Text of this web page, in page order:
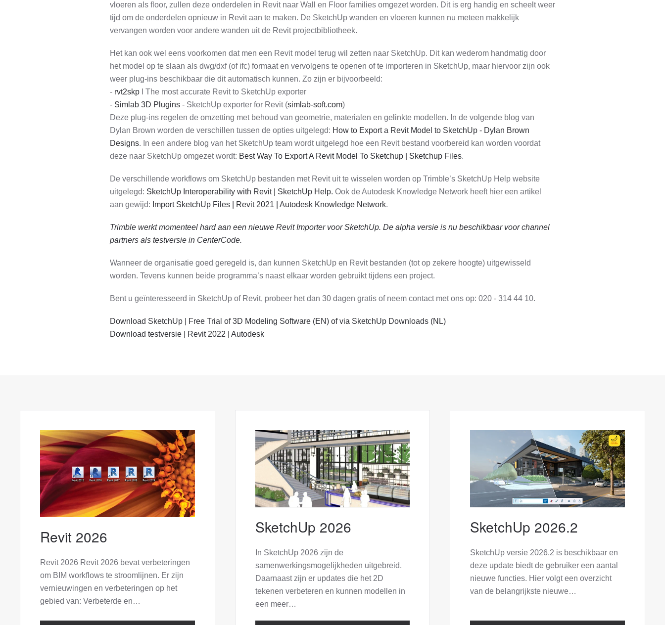
vloeren als floor, zullen deze onderdelen in Revit naar Wall en Floor families omgezet worden. Dit is erg handig en scheelt weer
tijd om de onderdelen opnieuw in Revit aan te maken. De SketchUp wanden en vloeren kunnen nu meteen makkelijk
vervangen worden voor andere wanden uit de Revit projectbibliotheek.
Het kan ook wel eens voorkomen dat men een Revit model terug wil zetten naar SketchUp. Dit kan wederom handmatig door
het model op te slaan als dwg/dxf (of ifc) formaat en vervolgens te openen of te importeren in SketchUp, maar hiervoor zijn ook
weer plug-ins beschikbaar die dit automatisch kunnen. Zo zijn er bijvoorbeeld:
- rvt2skp I The most accurate Revit to SketchUp exporter
- Simlab 3D Plugins - SketchUp exporter for Revit (simlab-soft.com)
Deze plug-ins regelen de omzetting met behoud van geometrie, materialen en gelinkte modellen. In de volgende blog van
Dylan Brown worden de verschillen tussen de opties uitgelegd: How to Export a Revit Model to SketchUp - Dylan Brown
Designs. In een andere blog van het SketchUp team wordt uitgelegd hoe een Revit bestand voorbereid kan worden voordat
deze naar SketchUp omgezet wordt: Best Way To Export A Revit Model To Sketchup | Sketchup Files.
De verschillende workflows om SketchUp bestanden met Revit uit te wisselen worden op Trimble’s SketchUp Help website
uitgelegd: SketchUp Interoperability with Revit | SketchUp Help. Ook de Autodesk Knowledge Network heeft hier een artikel
aan gewijd: Import SketchUp Files | Revit 2021 | Autodesk Knowledge Network.
Trimble werkt momenteel hard aan een nieuwe Revit Importer voor SketchUp. De alpha versie is nu beschikbaar voor channel
partners als testversie in CenterCode.
Wanneer de organisatie goed geregeld is, dan kunnen SketchUp en Revit bestanden (tot op zekere hoogte) uitgewisseld
worden. Tevens kunnen beide programma’s naast elkaar worden gebruikt tijdens een project.
Bent u geïnteresseerd in SketchUp of Revit, probeer het dan 30 dagen gratis of neem contact met ons op: 020 - 314 44 10.
Download SketchUp | Free Trial of 3D Modeling Software (EN) of via SketchUp Downloads (NL)
Download testversie | Revit 2022 | Autodesk
Revit 2026
Revit 2026 Revit 2026 bevat verbeteringen
om BIM workflows te stroomlijnen. Er zijn
vernieuwingen en verbeteringen op het
gebied van: Verbeterde en…
SketchUp 2026
In SketchUp 2026 zijn de
samenwerkingsmogelijkheden uitgebreid.
Daarnaast zijn er updates die het 2D
tekenen verbeteren en kunnen modellen in
een meer…
SketchUp 2026.2
SketchUp versie 2026.2 is beschikbaar en
deze update biedt de gebruiker een aantal
nieuwe functies. Hier volgt een overzicht
van de belangrijkste nieuwe…